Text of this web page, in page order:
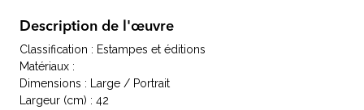
Description de l'œuvre
Classification : Estampes et éditions
Matériaux :
Dimensions : Large / Portrait
Largeur (cm) : 42